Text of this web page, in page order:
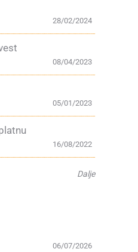
28/02/2024
08/04/2023
05/01/2023
16/08/2022
Dalje
06/07/2026